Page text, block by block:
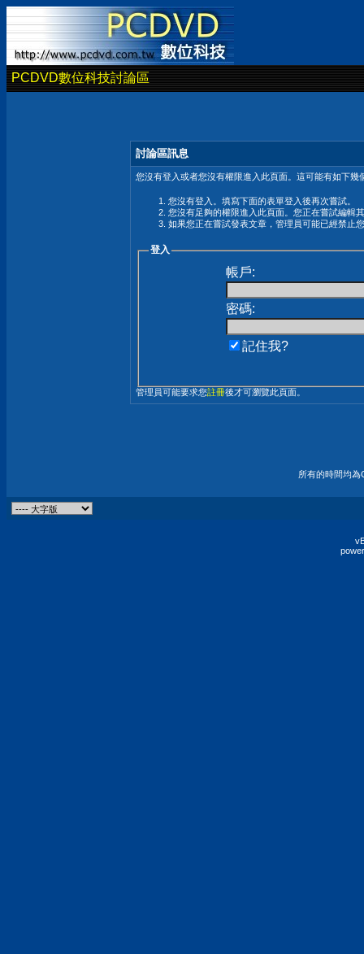
PCDVD數位科技討論區
討論區訊息
您沒有登入或者您沒有權限進入此頁面。這可能有如下幾
您沒有登入。填寫下面的表單登入後再次嘗試。
您沒有足夠的權限進入此頁面。您正在嘗試編輯
如果您正在嘗試發表文章，管理員可能已經禁止
登入
帳戶:
密碼:
記住我?
管理員可能要求您註冊後才可瀏覽此頁面。
所有的時間均為